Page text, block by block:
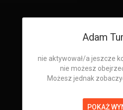
Adam
nie aktywował/a jeszcze
nie możesz
Możesz jednak
POKAŻ